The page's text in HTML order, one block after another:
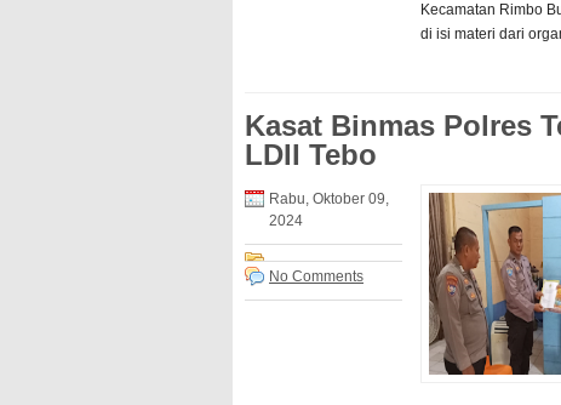
Kecamatan Rimbo
di isi materi dari
Kasat Binmas Polres
LDII Tebo
Rabu, Oktober 09,
2024
No Comments